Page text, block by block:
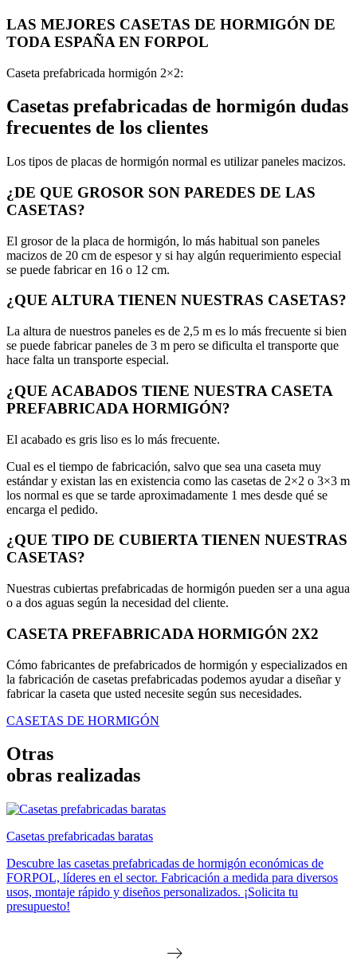
LAS MEJORES CASETAS DE HORMIGÓN DE
TODA ESPAÑA EN FORPOL
Caseta prefabricada hormigón 2×2:
Casetas prefabricadas de hormigón dudas
frecuentes de los clientes
Los tipos de placas de hormigón normal es utilizar paneles macizos.
¿DE QUE GROSOR SON PAREDES DE LAS
CASETAS?
El grosor de la placa de hormigón, lo más habitual son paneles
macizos de 20 cm de espesor y si hay algún requerimiento especial
se puede fabricar en 16 o 12 cm.
¿QUE ALTURA TIENEN NUESTRAS CASETAS?
La altura de nuestros paneles es de 2,5 m es lo más frecuente si bien
se puede fabricar paneles de 3 m pero se dificulta el transporte que
hace falta un transporte especial.
¿QUE ACABADOS TIENE NUESTRA CASETA
PREFABRICADA HORMIGÓN?
El acabado es gris liso es lo más frecuente.
Cual es el tiempo de fabricación, salvo que sea una caseta muy
estándar y existan las en existencia como las casetas de 2×2 o 3×3 m
los normal es que se tarde aproximadamente 1 mes desde qué se
encarga el pedido.
¿QUE TIPO DE CUBIERTA TIENEN NUESTRAS
CASETAS?
Nuestras cubiertas prefabricadas de hormigón pueden ser a una agua
o a dos aguas según la necesidad del cliente.
CASETA PREFABRICADA HORMIGÓN 2X2
Cómo fabricantes de prefabricados de hormigón y especializados en
la fabricación de casetas prefabricadas podemos ayudar a diseñar y
fabricar la caseta que usted necesite según sus necesidades.
CASETAS DE HORMIGÓN
Otras
obras realizadas
Casetas prefabricadas baratas
Descubre las casetas prefabricadas de hormigón económicas de
FORPOL, líderes en el sector. Fabricación a medida para diversos
usos, montaje rápido y diseños personalizados. ¡Solicita tu
presupuesto!